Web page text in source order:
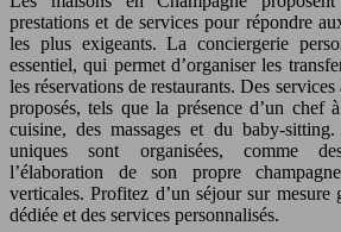
prestations et de services pour répondre
les plus exigeants. La conciergerie
essentiel, qui permet d’organiser les
les réservations de restaurants. Des
proposés, tels que la présence d’un chef
cuisine, des massages et du baby-
uniques sont organisées, comme
l’élaboration de son propre
verticales. Profitez d’un séjour sur mesure
dédiée et des services personnalisés.